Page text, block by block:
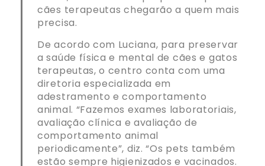
cães terapeutas chegarão a quem mais
precisa.
De acordo com Luciana, para preservar
a saúde física e mental de cães e gatos
terapeutas, o centro conta com uma
diretoria especializada em
adestramento e comportamento
animal. “Fazemos exames laboratoriais,
avaliação clínica e avaliação de
comportamento animal
periodicamente”, diz. “Os pets também
estão sempre higienizados e vacinados.